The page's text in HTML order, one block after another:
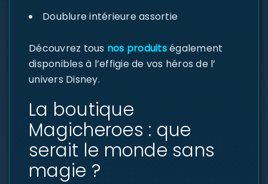
Doublure intérieure assortie
Découvrez tous nos produitségalement
disponibles à l’effigie de vos héros de l’
univers Disney.
La boutique
Magicheroes : que
serait le monde sans
magie ?